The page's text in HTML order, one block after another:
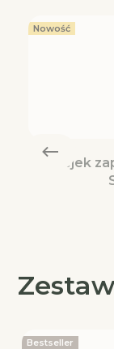
Nowość
Olejek
Bestseller